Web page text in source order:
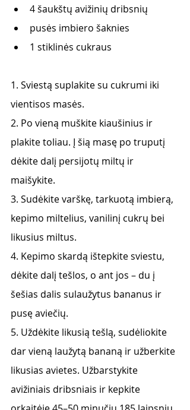
4 šaukštų avižinių dribsnių
pusės imbiero šaknies
1 stiklinės cukraus
1. Sviestą suplakite su cukrumi iki
vientisos masės.
2. Po vieną muškite kiaušinius ir
plakite toliau. Į šią masę po truputį
dėkite dalį persijotų miltų ir
maišykite.
3. Sudėkite varškę, tarkuotą imbierą,
kepimo miltelius, vanilinį cukrų bei
likusius miltus.
4. Kepimo skardą ištepkite sviestu,
dėkite dalį tešlos, o ant jos – du į
šešias dalis sulaužytus bananus ir
pusę aviečių.
5. Uždėkite likusią tešlą, sudėliokite
dar vieną laužytą bananą ir užberkite
likusias avietes. Užbarstykite
avižiniais dribsniais ir kepkite